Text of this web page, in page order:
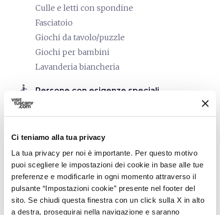
Ci teniamo alla tua privacy
La tua privacy per noi è importante. Per questo motivo
puoi scegliere le impostazioni dei cookie in base alle tue
preferenze e modificarle in ogni momento attraverso il
pulsante “Impostazioni cookie” presente nel footer del
sito. Se chiudi questa finestra con un click sulla X in alto
a destra, proseguirai nella navigazione e saranno
Culle e letti con spondine
Fasciatoio
Giochi da tavolo/puzzle
Giochi per bambini
Lavanderia biancheria
accessible
Persone con esigenze speciali
In carrozzina
work Business e Mice
Proiettore
hiking Cammini